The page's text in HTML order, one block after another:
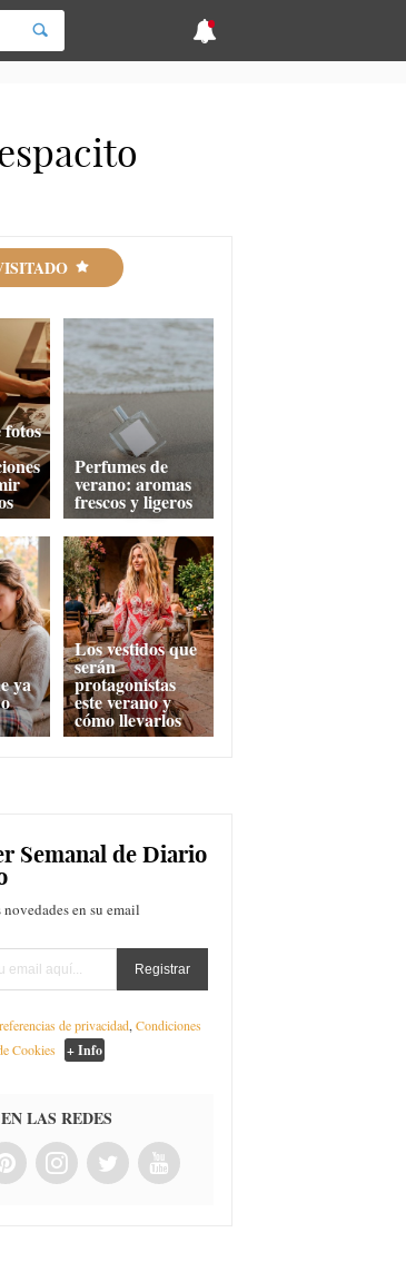
Perfumes de
verano: aromas
frescos y ligeros
ya
Los vestidos que
serán
protagonistas
este verano y
cómo llevarlos
Semanal de Diario
en su email
de privacidad,Condiciones
Cookies + Info
EN LAS REDES